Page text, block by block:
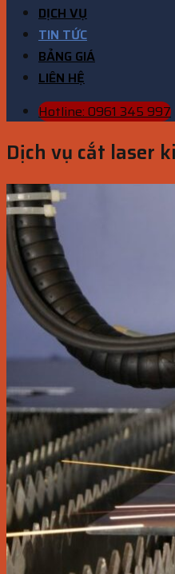
DỊCH VỤ
TIN TỨC
BẢNG GIÁ
LIÊN HỆ
Hotline: 0961 345 997
Dịch vụ cắt laser